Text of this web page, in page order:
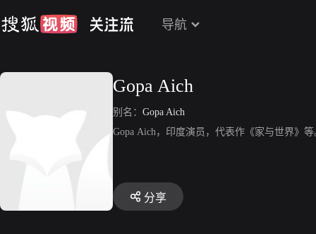
导航
Gopa Aich
别名： Gopa Aich
Gopa Aich，印度演员，代表作《家与世界》等
分享